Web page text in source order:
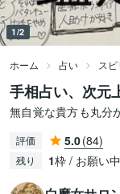
1/2
ホーム 占い ス
手相占い、次元
無自覚な貴方も丸分
評価 5.0(84)
残り 1枠 / お願い中